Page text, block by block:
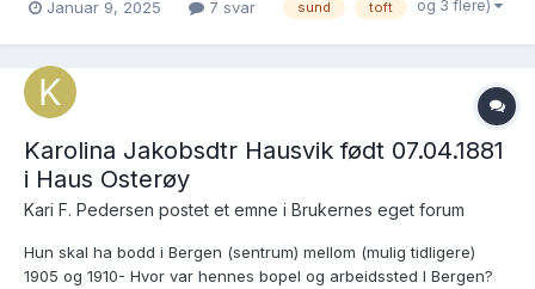
1885 med Kristian Olsen Aga/Agø f. 1860:
reiser til USA i 1889: https://www.digitala...
Januar 9, 2025 7 svar sund toft og 3 flere)
Karolina Jakobsdtr Hausvik født 07.04.1881
i Haus Osterøy
Kari F. Pedersen postet et emne i Brukernes eget forum
Hun skal ha bodd i Bergen (sentrum) mellom (mulig tidligere)
1905 og 1910- Hvor var hennes bopel og arbeidssted I Bergen?